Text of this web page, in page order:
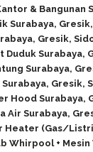
& Bangunan
Surabaya,
Gresik,
Duduk Surabaya,
Surabaya,
Gresik,
Hood Surabaya,
Air Surabaya,
Heater (Gas/
Whirpool +